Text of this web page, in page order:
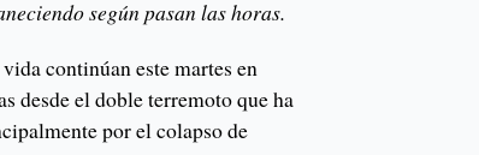
según pasan las horas.
continúan este martes en
desde el doble terremoto que ha
por el colapso de